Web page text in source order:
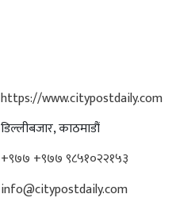
https://www.citypostdaily.com
डिल्लीबजार, काठमाडौं
+९७७ +९७७ ९८५१०२२१५३
info@citypostdaily.com